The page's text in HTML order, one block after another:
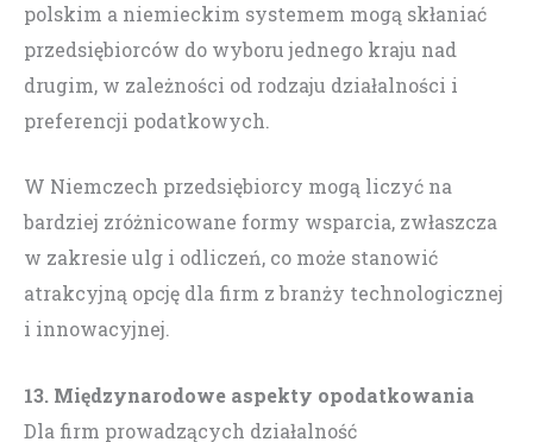
polskim a niemieckim systemem mogą skłaniać
przedsiębiorców do wyboru jednego kraju nad
drugim, w zależności od rodzaju działalności i
preferencji podatkowych.
W Niemczech przedsiębiorcy mogą liczyć na
bardziej zróżnicowane formy wsparcia, zwłaszcza
w zakresie ulg i odliczeń, co może stanowić
atrakcyjną opcję dla firm z branży technologicznej
i innowacyjnej.
13. Międzynarodowe aspekty opodatkowania
Dla firm prowadzących działalność